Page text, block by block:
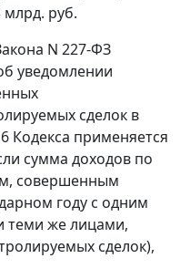
млрд. руб.
N 227-ФЗ
уведомлении
сделок в
Кодекса применяется
сумма доходов по
совершенным
году с одним
теми же лицами,
сделок),